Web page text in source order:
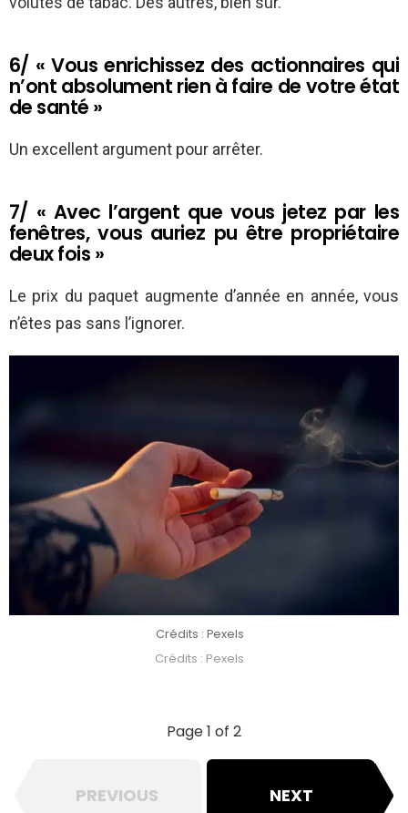
6/ « Vous enrichissez des actionnaires qui
n’ont absolument rien à faire de votre état
de santé »
Un excellent argument pour arrêter.
7/ « Avec l’argent que vous jetez par les
fenêtres, vous auriez pu être propriétaire
deux fois »
Le prix du paquet augmente d’année en année, vous
n’êtes pas sans l’ignorer.
Crédits : Pexels
Crédits : Pexels
Page 1 of 2
PREVIOUS NEXT